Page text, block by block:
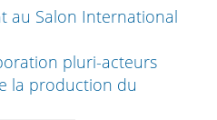
au Salon International
pluri-acteurs
la production du